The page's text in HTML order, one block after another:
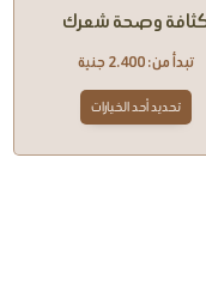
وصحة شعرك
تبدأ من:2.400 جنية
تحديد أحد الخيارات